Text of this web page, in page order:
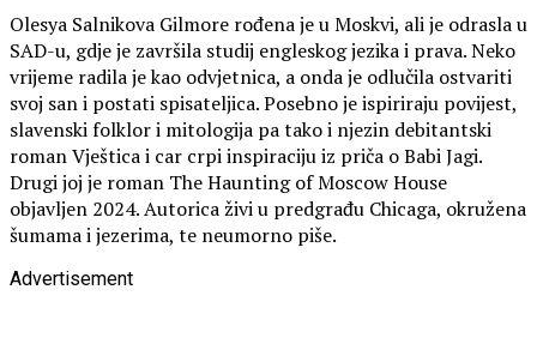
Olesya Salnikova Gilmore rođena je u Moskvi, ali je odrasla u
SAD-u, gdje je završila studij engleskog jezika i prava. Neko
vrijeme radila je kao odvjetnica, a onda je odlučila ostvariti
svoj san i postati spisateljica. Posebno je ispiriraju povijest,
slavenski folklor i mitologija pa tako i njezin debitantski
roman Vještica i car crpi inspiraciju iz priča o Babi Jagi.
Drugi joj je roman The Haunting of Moscow House
objavljen 2024. Autorica živi u predgrađu Chicaga, okružena
šumama i jezerima, te neumorno piše.
Advertisement